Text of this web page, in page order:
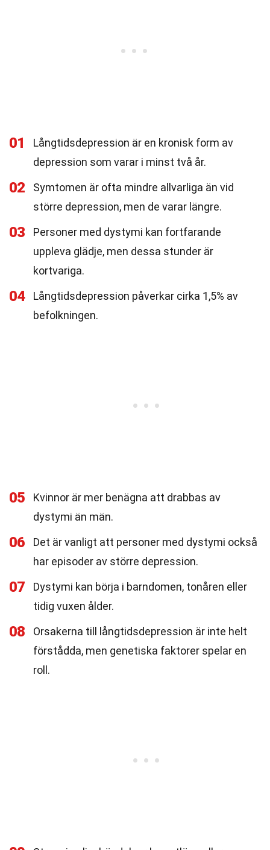
01
Långtidsdepression är en kronisk form av
depression som varar i minst två år.
02
Symtomen är ofta mindre allvarliga än vid
större depression, men de varar längre.
03
Personer med dystymi kan fortfarande
uppleva glädje, men dessa stunder är
kortvariga.
04
Långtidsdepression påverkar cirka 1,5% av
befolkningen.
05
Kvinnor är mer benägna att drabbas av
dystymi än män.
06
Det är vanligt att personer med dystymi också
har episoder av större depression.
07
Dystymi kan börja i barndomen, tonåren eller
tidig vuxen ålder.
08
Orsakerna till långtidsdepression är inte helt
förstådda, men genetiska faktorer spelar en
roll.